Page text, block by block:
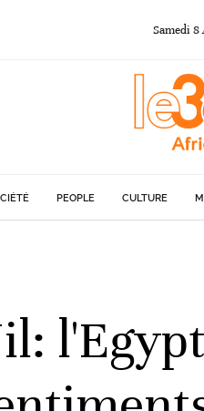
Samedi 8
PEOPLE CULTURE